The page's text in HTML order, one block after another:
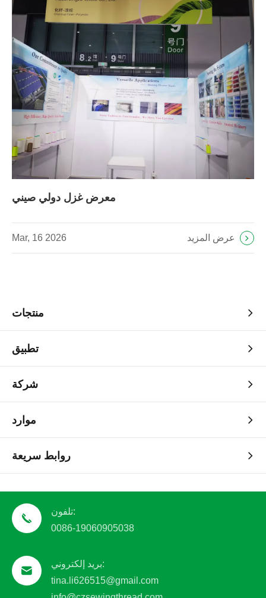
معرض غزل دولي صيني
Mar, 16 2026 عرض المزيد
منتجات
تطبيق
شركة
موارد
روابط سريعة
تلفون:
0086-19060905038
بريد إلكتروني:
tina.li626515@gmail.com